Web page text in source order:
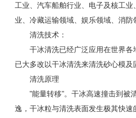
工业、汽车船舶行业、电子及核工
业、冷藏运输领域、娱乐领域、消防
清洗技术：
干冰清洗已经广泛应用在世界各
已大多改以干冰清洗来清洗砂心模及
清洗原理
"能量转移"。干冰高速撞击到被
逸，干冰粒与清洗表面发生极其快速